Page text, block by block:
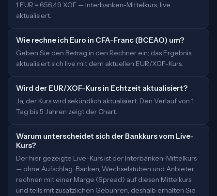
1 EUR = 656,49 XOF — Interbanken-Mittelkurs, live
aktualisiert.
Wie rechne ich Euro in CFA-Franc (BCEAO) um?
Geben Sie den Betrag in den Rechner ein; das Ergebnis
aktualisiert sich live mit dem aktuellen EUR/XOF-Kurs.
Wird der EUR/XOF-Kurs in Echtzeit aktualisiert?
Ja, der Kurs wird sekündlich aktualisiert. Den Verlauf von 1
Tag bis 5 Jahren zeigt der Chart.
Warum unterscheidet sich der Bankkurs vom Live-
Kurs?
Der hier gezeigte Live-Kurs ist der Interbanken-Mittelkurs
— ohne Aufschlag. Banken, Wechselstuben und Anbieter
rechnen mit einer Marge (Spread) auf diesen Mittelkurs
und teils mit zusätzlichen Gebühren; deshalb erhalten Sie